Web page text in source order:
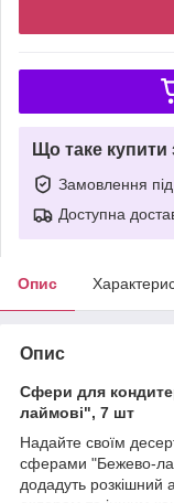
Що таке
Замовлення
Доступна
Опис
Опис
Сфери для
лаймові", 7 шт
Надайте своїм
сферами "Бежево-
додадуть розкішний